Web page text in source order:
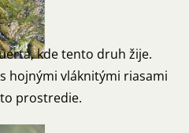
kde tento druh žije.
hojnými vláknitými riasami
prostredie.